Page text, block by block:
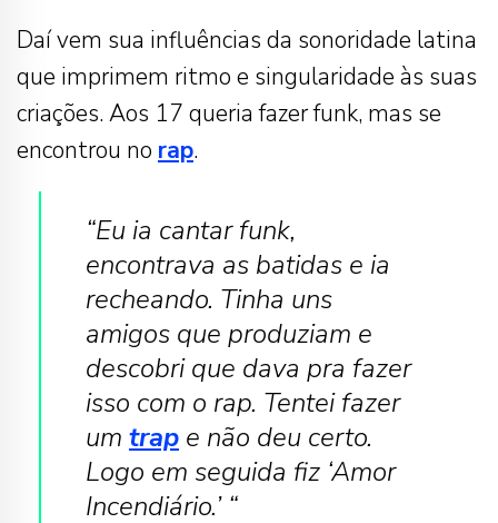
Daí vem sua influências da sonoridade latina
que imprimem ritmo e singularidade às suas
criações. Aos 17 queria fazer funk, mas se
encontrou no rap.
“Eu ia cantar funk,
encontrava as batidas e ia
recheando. Tinha uns
amigos que produziam e
descobri que dava pra fazer
isso com o rap. Tentei fazer
um trap e não deu certo.
Logo em seguida fiz ‘Amor
Incendiário.’ “